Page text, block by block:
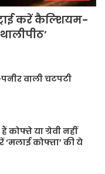
करें कैल्शियम-
वाली चटपटी
या ग्रेवी नहीं
‘मलाई कोफ्ता’ की ये